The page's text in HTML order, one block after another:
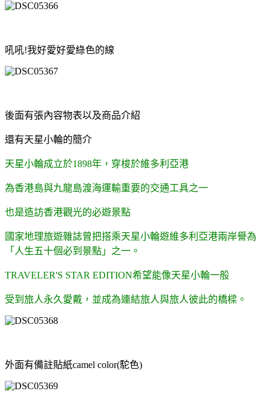
吼吼!我好愛好愛綠色的線
後面有張內容物表以及商品介紹
還有天星小輪的簡介
天星小輪成立於1898年，穿梭於維多利亞港
為香港島與九龍島渡海運輸重要的交通工具之一
也是造訪香港觀光的必遊景點
國家地理旅遊雜誌曾把搭乘天星小輪遊維多利亞港兩岸譽為
「人生五十個必到景點」之一。
TRAVELER'S STAR EDITION希望能像天星小輪一般
受到旅人永久愛戴，並成為連結旅人與旅人彼此的橋樑。
外面有備註貼紙camel color(駝色)